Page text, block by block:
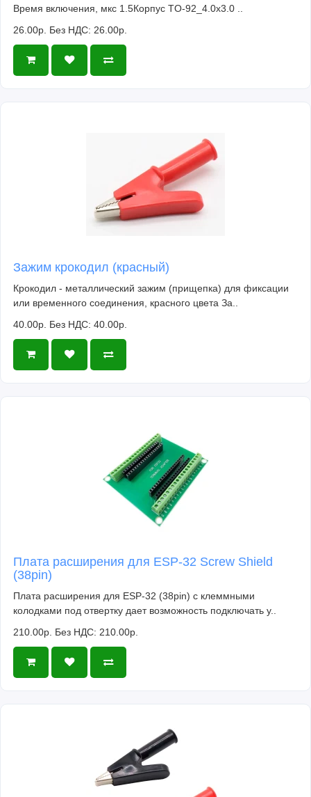
Время включения, мкс 1.5Корпус TO-92_4.0x3.0 ..
26.00р. Без НДС: 26.00р.
Зажим крокодил (красный)
Крокодил - металлический зажим (прищепка) для фиксации
или временного соединения, красного цвета За..
40.00р. Без НДС: 40.00р.
Плата расширения для ESP-32 Screw Shield
(38pin)
Плата расширения для ESP-32 (38pin) с клеммными
колодками под отвертку дает возможность подключать у..
210.00р. Без НДС: 210.00р.